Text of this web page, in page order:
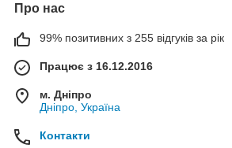
Про нас
99% позитивних з 255 відгуків за рік
Працює з 16.12.2016
м. Дніпро
Дніпро, Україна
Контакти